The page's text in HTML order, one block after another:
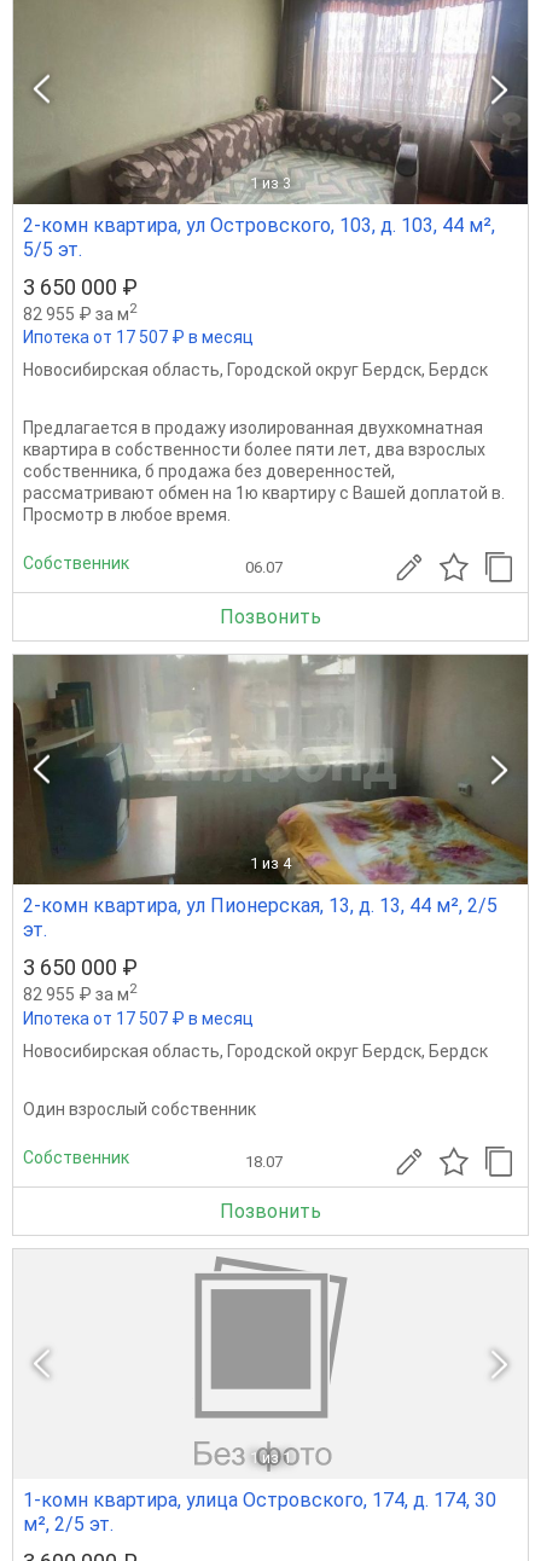
1 из 3
2-комн квартира, ул Островского, 103, д. 103, 44 м²,
5/5 эт.
3 650 000 ₽
82 955 ₽ за м2
Ипотека от 17 507 ₽ в месяц
Новосибирская область, Городской округ Бердск, Бердск
Предлагается в продажу изолированная двухкомнатная
квартира в собственности более пяти лет, два взрослых
собственника, б продажа без доверенностей,
рассматривают обмен на 1ю квартиру с Вашей доплатой в.
Просмотр в любое время.
Собственник 06.07
Позвонить
1 из 4
2-комн квартира, ул Пионерская, 13, д. 13, 44 м², 2/5
эт.
3 650 000 ₽
82 955 ₽ за м2
Ипотека от 17 507 ₽ в месяц
Новосибирская область, Городской округ Бердск, Бердск
Один взрослый собственник
Собственник 18.07
Позвонить
1 из 1
1-комн квартира, улица Островского, 174, д. 174, 30
м², 2/5 эт.